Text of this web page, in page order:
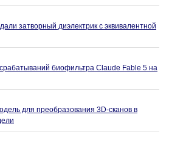
затворный диэлектрик с эквивалентной
биофильтра Claude Fable 5 на
для преобразования 3D-сканов в